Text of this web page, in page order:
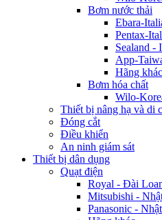
Bơm nước thải
Ebara-
Pentax-
Sealand -
App-
Hãng khác
Bơm hóa chất
Wilo-
Thiết bị nâng hạ và di
Đóng cắt
Điều khiển
An ninh giám sát
Thiết bị dân dụng
Quạt điện
Royal - Đài
Mitsubishi -
Panasonic -